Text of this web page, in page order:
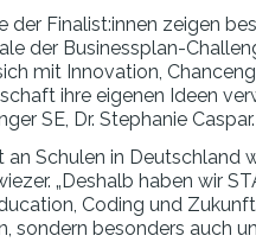
der Finalist:innen zeigen
der Businessplan-
mit Innovation,
ihre eigenen Ideen
SE, Dr. Stephanie Caspar.
an Schulen in
„Deshalb haben wir
Coding und
sondern besonders auch